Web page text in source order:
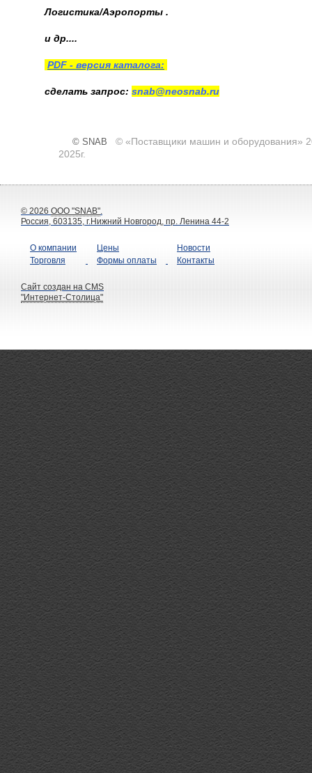
Логистика/Аэропорты .
и др....
PDF - версия каталога:
сделать запрос: snab@neosnab.ru
© SNAB © «Поставщики машин и оборудования»
2025г.
© 2026 ООО "SNAB".
Россия, 603135, г.Нижний Новгород, пр. Ленина 44-2
О компании
Торговля
Цены
Формы оплаты
Новости
Контакты
Сайт создан на CMS
"Интернет-Столица"